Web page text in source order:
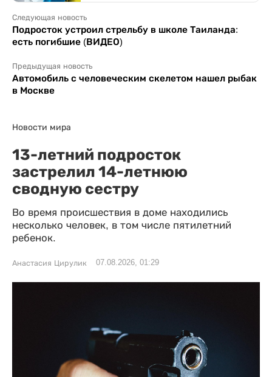
Следующая новость
Подросток устроил стрельбу в школе Таиланда:
есть погибшие (ВИДЕО)
Предыдущая новость
Автомобиль с человеческим скелетом нашел рыбак
в Москве
Новости мира
13-летний подросток
застрелил 14-летнюю
сводную сестру
Во время происшествия в доме находились
несколько человек, в том числе пятилетний
ребенок.
Анастасия Цирулик 07.08.2026, 01:29